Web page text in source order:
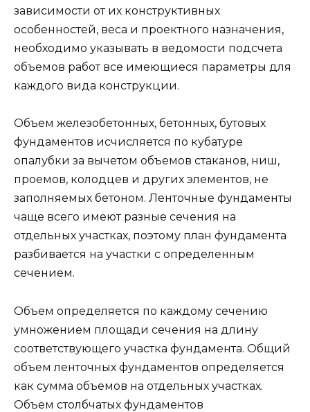
зависимости от их конструктивных
особенностей, веса и проектного назначения,
необходимо указывать в ведомости подсчета
объемов работ все имеющиеся параметры для
каждого вида конструкции.
Объем железобетонных, бетонных, бутовых
фундаментов исчисляется по кубатуре
опалубки за вычетом объемов стаканов, ниш,
проемов, колодцев и других элементов, не
заполняемых бетоном. Ленточные фундаменты
чаще всего имеют разные сечения на
отдельных участках, поэтому план фундамента
разбивается на участки с определенным
сечением.
Объем определяется по каждому сечению
умножением площади сечения на длину
соответствующего участка фундамента. Общий
объем ленточных фундаментов определяется
как сумма объемов на отдельных участках.
Объем столбчатых фундаментов